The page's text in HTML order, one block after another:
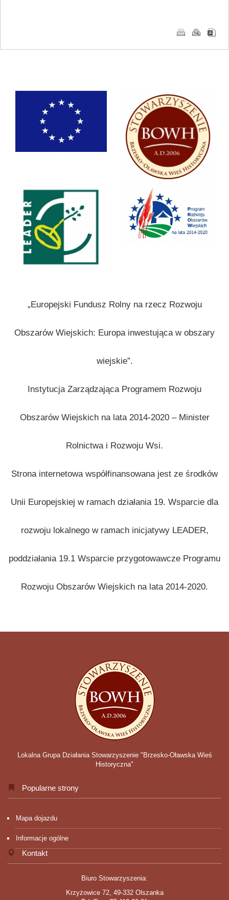
„Europejski Fundusz Rolny na rzecz Rozwoju
Obszarów Wiejskich: Europa inwestująca w obszary
wiejskie”.
Instytucja Zarządzająca Programem Rozwoju
Obszarów Wiejskich na lata 2014-2020 – Minister
Rolnictwa i Rozwoju Wsi.
Strona internetowa współfinansowana jest ze środków
Unii Europejskiej w ramach działania 19. Wsparcie dla
rozwoju lokalnego w ramach inicjatywy LEADER,
poddziałania 19.1 Wsparcie przygotowawcze Programu
Rozwoju Obszarów Wiejskich na lata 2014-2020.
Lokalna Grupa Działania Stowarzyszenie "Brzesko-Oławska Wieś
Historyczna"
Popularne strony
Mapa dojazdu
Informacje ogólne
Kontakt
Biuro Stowarzyszenia:
Krzyżowice 72, 49-332 Olszanka